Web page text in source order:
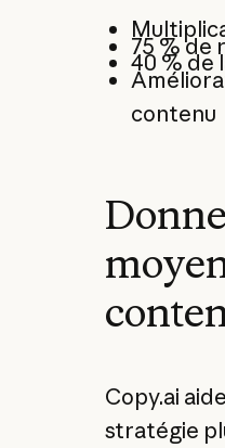
75 % de
40 % de
contenu
Copy.ai
stratégie